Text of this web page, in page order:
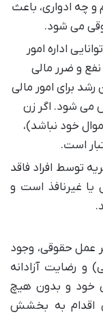
و چه ادواری، باعث
می شود.
اداره امور
نفع و ضرر مالی
برای امور مالی
فرض می شود. اگر زن
خود نباشد)،
است.
توسط افراد فاقد
غیرنافذ است و
عمل حقوقی، وجود
و رضایت آزادانه
خود و بدون هیچ
اقدام به بخشش